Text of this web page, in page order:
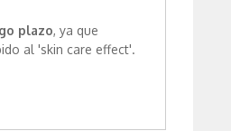
plazo, ya que
al 'skin care effect'.